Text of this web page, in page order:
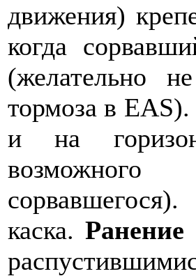
движения)
когда
(желательно
тормоза в
и на
возможного
сорвавшегося).
каска.